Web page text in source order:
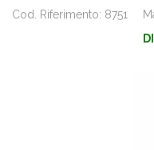
Cod. Riferimento: 8751